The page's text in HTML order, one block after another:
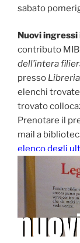
sabato
Nuovi
contributo
dell’intera
presso
elenchi
trovato
Prenotare il
mail a
elenco degli